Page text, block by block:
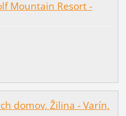
Mountain Resort -
domov, Žilina - Varín,